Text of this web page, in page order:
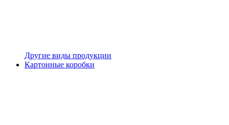
Другие виды продукции
Картонные коробки